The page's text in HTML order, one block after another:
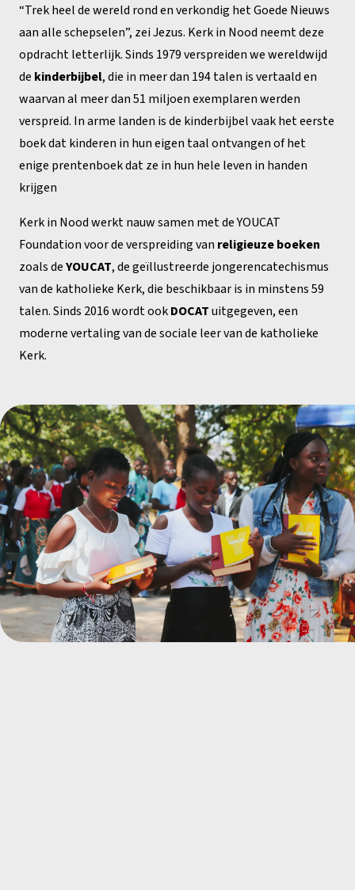
“Trek heel de wereld rond en verkondig het Goede Nieuws
aan alle schepselen”, zei Jezus. Kerk in Nood neemt deze
opdracht letterlijk. Sinds 1979 verspreiden we wereldwijd
de kinderbijbel, die in meer dan 194 talen is vertaald en
waarvan al meer dan 51 miljoen exemplaren werden
verspreid. In arme landen is de kinderbijbel vaak het eerste
boek dat kinderen in hun eigen taal ontvangen of het
enige prentenboek dat ze in hun hele leven in handen
krijgen
Kerk in Nood werkt nauw samen met de YOUCAT
Foundation voor de verspreiding van religieuze boeken
zoals deYOUCAT, de geïllustreerde jongerencatechismus
van de katholieke Kerk, die beschikbaar is in minstens 59
talen. Sinds 2016 wordt ookDOCATuitgegeven, een
moderne vertaling van de sociale leer van de katholieke
Kerk.